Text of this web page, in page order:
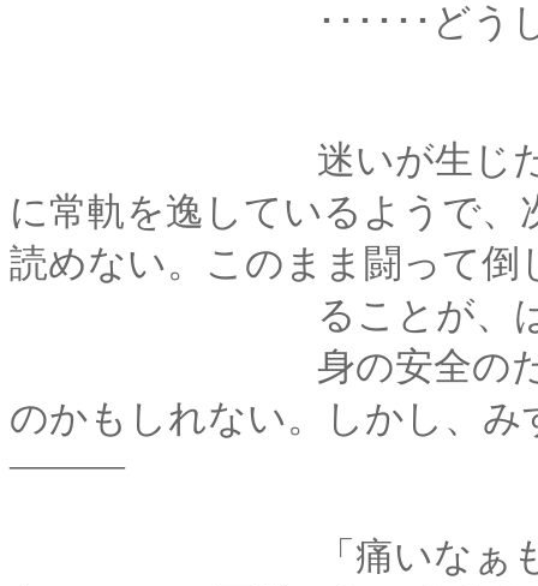
･･････どうし
迷いが生じた。この
に常軌を逸しているようで
読めない。このまま闘って倒
ることが、はたして
身の安全のためには
のかもしれない。しかし、
―――
「痛いなぁもう････